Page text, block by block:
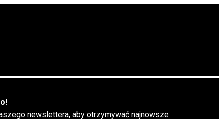
newslettera, aby otrzymywać najnowsze